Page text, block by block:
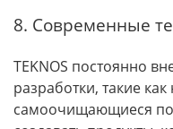
8. Современные
TEKNOS постоянно
разработки, такие
самоочищающиеся